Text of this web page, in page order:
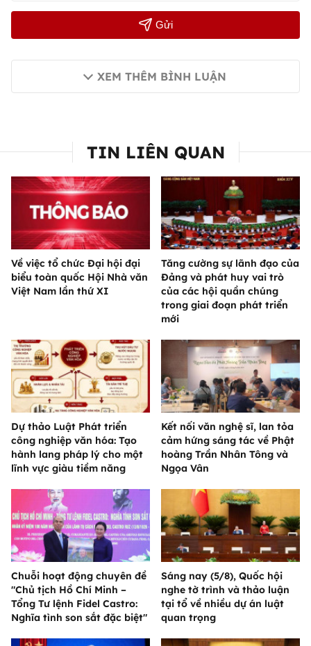
Gửi
XEM THÊM BÌNH LUẬN
TIN LIÊN QUAN
Về việc tổ chức Đại hội đại
biểu toàn quốc Hội Nhà văn
Việt Nam lần thứ XI
Tăng cường sự lãnh đạo của
Đảng và phát huy vai trò
của các hội quần chúng
trong giai đoạn phát triển
mới
Dự thảo Luật Phát triển
công nghiệp văn hóa: Tạo
hành lang pháp lý cho một
lĩnh vực giàu tiềm năng
Kết nối văn nghệ sĩ, lan tỏa
cảm hứng sáng tác về Phật
hoàng Trần Nhân Tông và
Ngọa Vân
Chuỗi hoạt động chuyên đề
"Chủ tịch Hồ Chí Minh –
Tổng Tư lệnh Fidel Castro:
Nghĩa tình son sắt đặc biệt"
Sáng nay (5/8), Quốc hội
nghe tờ trình và thảo luận
tại tổ về nhiều dự án luật
quan trọng